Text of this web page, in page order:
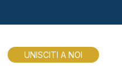
UNISCITI A NOI